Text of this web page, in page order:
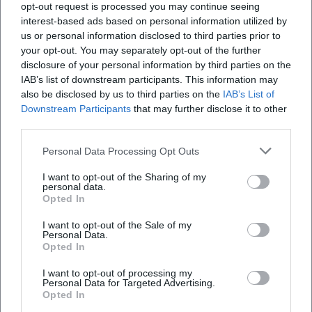
opt-out request is processed you may continue seeing
interest-based ads based on personal information utilized by
us or personal information disclosed to third parties prior to
your opt-out. You may separately opt-out of the further
disclosure of your personal information by third parties on the
IAB’s list of downstream participants. This information may
also be disclosed by us to third parties on the IAB’s List of
Downstream Participants that may further disclose it to other
Personal Data Processing Opt Outs
I want to opt-out of the Sharing of my
personal data.
Opted In
I want to opt-out of the Sale of my
Personal Data.
Opted In
I want to opt-out of processing my
Personal Data for Targeted Advertising.
Opted In
liebevolles Biotop; Landwirtschaft und Dorfleben werden
zum Brennglas für gesellschaftliche Themen. Gerade hier
gewinnt ihre Kunst kulturellen Wert: Dialekt wird zum
ästhetischen Werkzeug, Heimat zum offenen Ort, an dem
Humor reibt, tröstet, provoziert. Ihre Bühnenpräsenz bleibt
dabei geerdet, nie effekthascherisch – eine Autorin ihrer
eigenen Sprache, die Melodie und Mundart zu Alltagslyrik
verdichtet.
Schwarzmann hat dazu beigetragen, dass bairischer
Dialekt auf großen Bühnen selbstverständlich geworden
ist – nicht als Folklore, sondern als präzises Stilmittel. Ihre
ihre Tonträger hielten sie fest. So verschiebt sie die
Koordinaten des modernen Kabaretts: Weg von bloßer
Relevanz aus Nähe und Genauigkeit zieht. Dass ihre Alben
in die Charts gelangten, zeigt den Transfer vom Live-